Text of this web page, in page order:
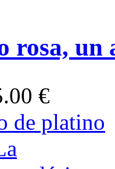
rosa, un
€